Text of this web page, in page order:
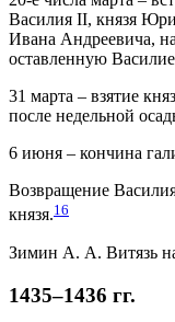
Василия II, князя
Ивана Андреевича,
оставленную
31 марта – взятие
после недельной
6 июня – кончина
Возвращение
князя.16
Зимин А. А. Витязь
1435–1436 гг.